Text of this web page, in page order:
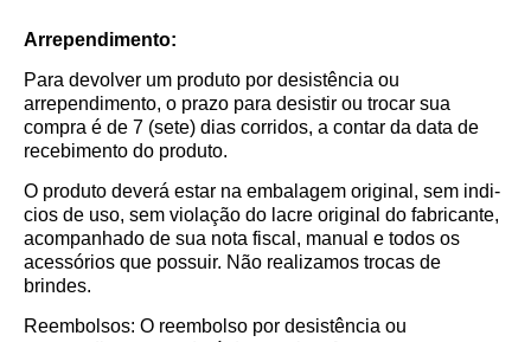
Arrependimento:
Para devolver um produto por desistência ou
arrependimento, o prazo para desistir ou trocar sua
compra é de 7 (sete) dias corridos, a contar da data de
recebimento do produto.
O produto deverá estar na embalagem original, sem indi­
cios de uso, sem violação do lacre original do fabricante,
acompanhado de sua nota fiscal, manual e todos os
acessórios que possuir. Não realizamos trocas de
brindes.
Reembolsos: O reembolso por desistência ou